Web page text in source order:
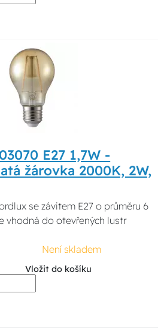
E27 1,7W -
žárovka 2000K, 2W,
se závitem E27 o průměru 6
vhodná do otevřených lustr
Není skladem
Vložit do košíku